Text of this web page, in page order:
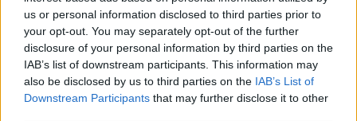
us or personal information disclosed to third parties prior to
your opt-out. You may separately opt-out of the further
disclosure of your personal information by third parties on the
IAB’s list of downstream participants. This information may
also be disclosed by us to third parties on the IAB’s List of
Downstream Participants that may further disclose it to other
Κέλλυ Νόβακ